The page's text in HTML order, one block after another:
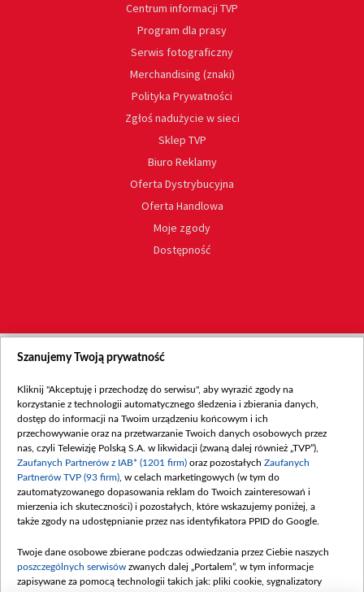
Centrum informacji TVP
Program dla prasy
Serwis fotograficzny
Merchandising (znaki)
Polityka Prywatności
Zgłoś nadużycie w sieci
Sklep TVP
Biuro Reklamy
Oferta Dystrybucyjna
Oferta Handlowa
Moje zgody
Dostępność
Szanujemy Twoją prywatność
Kliknij "Akceptuję i przechodzę do serwisu", aby wyrazić zgody na
korzystanie z technologii automatycznego śledzenia i zbierania danych,
dostęp do informacji na Twoim urządzeniu końcowym i ich
przechowywanie oraz na przetwarzanie Twoich danych osobowych przez
nas, czyli Telewizję Polską S.A. w likwidacji (zwaną dalej również „TVP”),
Zaufanych Partnerów z IAB* (1201 firm) oraz pozostałych Zaufanych
Partnerów TVP (93 firm) , w celach marketingowych (w tym do
zautomatyzowanego dopasowania reklam do Twoich zainteresowań i
mierzenia ich skuteczności) i pozostałych, które wskazujemy poniżej, a
także zgody na udostępnianie przez nas identyfikatora PPID do Google.
Twoje dane osobowe zbierane podczas odwiedzania przez Ciebie naszych
poszczególnych serwisów zwanych dalej „Portalem”, w tym informacje
zapisywane za pomocą technologii takich jak: pliki cookie, sygnalizatory